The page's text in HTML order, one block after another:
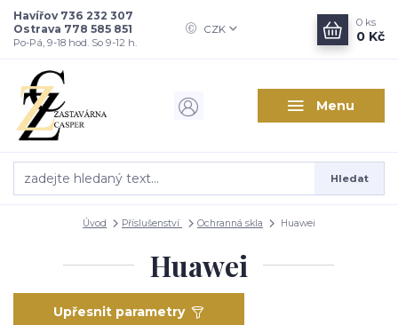
Menu
CZK
Hledat
Havířov 736 232 307
Ostrava 778 585 851
Po-Pá, 9-18 hod. So 9-12 h.
0 ks
0 Kč
Úvod Příslušenství Ochranná skla Huawei
Huawei
Upřesnit parametry